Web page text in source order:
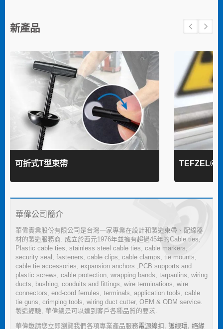
新產品
可折式T型束帶 TEFZEL®
華偉公司簡介
華偉實業股份有限公司是台灣一家專業在設計和製造束帶、配線器
材的製造服務商. 成立於西元1976年並擁有超過45年的Cable ties,
Plastic cable ties, stainless steel cable ties, cable markers,
security seal, fasteners, cable clips, cable clamps, tie mounts,
cable tie accessories, expansion anchors ,PCB supports and
plastic screws, cable protection, wrapping bands, tarpaulins, wiring
ducts, bushing, conduits and fittings, wire terminations, wire
connectors, end-cord ferrules, terminals, application tools, cable
tie guns, crimping tools, wiring duct cutter, OEM & ODM service.
製造經驗, 華偉總是可以達到客戶各種品質的要求.
華偉邀請您立即瀏覽我們各項專業產品服務電源線扣 護線環 絕緣